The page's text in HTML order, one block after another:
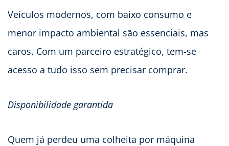
Veículos modernos, com baixo consumo e
menor impacto ambiental são essenciais, mas
caros. Com um parceiro estratégico, tem-se
acesso a tudo isso sem precisar comprar.
Disponibilidade garantida
Quem já perdeu uma colheita por máquina